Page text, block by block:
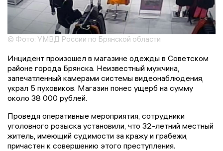
© Фото: УМВД России по Брянской области
Инцидент произошел в магазине одежды в Советском
районе города Брянска. Неизвестный мужчина,
запечатленный камерами системы видеонаблюдения,
украл 5 пуховиков. Магазин понес ущерб на сумму
около 38 000 рублей.
Проведя оперативные мероприятия, сотрудники
уголовного розыска установили, что 32-летний местный
житель, имеющий судимости за кражу и грабежи,
причастен к совершению этого преступления.